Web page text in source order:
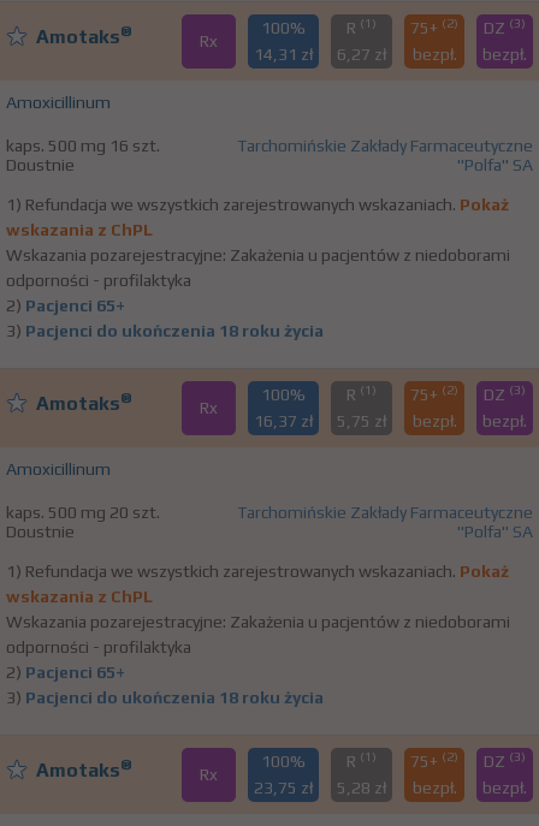
Amotaks® Rx
100%
14,31 zł
R (1)
6,27 zł
75+ (2)
bezpł.
DZ (3)
bezpł.
Amoxicillinum
kaps. 500 mg 16 szt.
Doustnie
Tarchomińskie Zakłady Farmaceutyczne
"Polfa" SA
1) Refundacja we wszystkich zarejestrowanych wskazaniach. Pokaż
wskazania z ChPL
Wskazania pozarejestracyjne: Zakażenia u pacjentów z niedoborami
odporności - profilaktyka
2) Pacjenci 65+
3) Pacjenci do ukończenia 18 roku życia
Amotaks® Rx
100%
16,37 zł
R (1)
5,75 zł
75+ (2)
bezpł.
DZ (3)
bezpł.
Amoxicillinum
kaps. 500 mg 20 szt.
Doustnie
Tarchomińskie Zakłady Farmaceutyczne
"Polfa" SA
1) Refundacja we wszystkich zarejestrowanych wskazaniach. Pokaż
wskazania z ChPL
Wskazania pozarejestracyjne: Zakażenia u pacjentów z niedoborami
odporności - profilaktyka
2) Pacjenci 65+
3) Pacjenci do ukończenia 18 roku życia
Amotaks® Rx
100%
23,75 zł
R (1)
5,28 zł
75+ (2)
bezpł.
DZ (3)
bezpł.